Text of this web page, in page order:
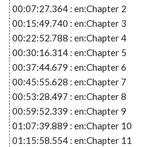
00:07:27.364 : en:Chapter 2
00:15:49.740 : en:Chapter 3
00:22:52.788 : en:Chapter 4
00:30:16.314 : en:Chapter 5
00:37:44.679 : en:Chapter 6
00:45:55.628 : en:Chapter 7
00:53:28.497 : en:Chapter 8
00:59:52.339 : en:Chapter 9
01:07:39.889 : en:Chapter 10
01:15:58.554 : en:Chapter 11